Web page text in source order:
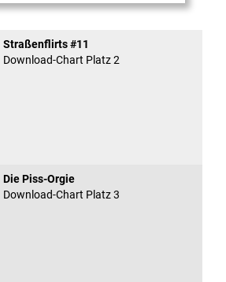
Straßenflirts #11
Download-Chart Platz 2
Die Piss-Orgie
Download-Chart Platz 3